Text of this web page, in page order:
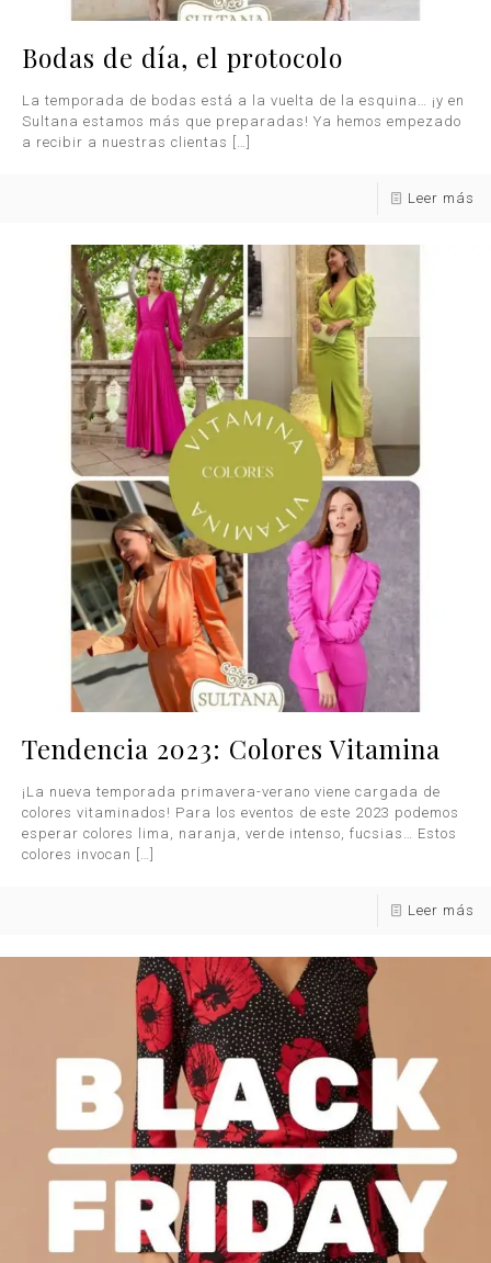
Bodas de día, el protocolo
La temporada de bodas está a la vuelta de la esquina… ¡y en
Sultana estamos más que preparadas! Ya hemos empezado
a recibir a nuestras clientas
[…]
Leer más
Tendencia 2023: Colores Vitamina
¡La nueva temporada primavera-verano viene cargada de
colores vitaminados! Para los eventos de este 2023 podemos
esperar colores lima, naranja, verde intenso, fucsias… Estos
colores invocan
[…]
Leer más